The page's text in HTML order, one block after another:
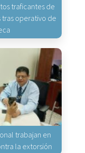
traficantes de
operativo de
trabajan en
la extorsión